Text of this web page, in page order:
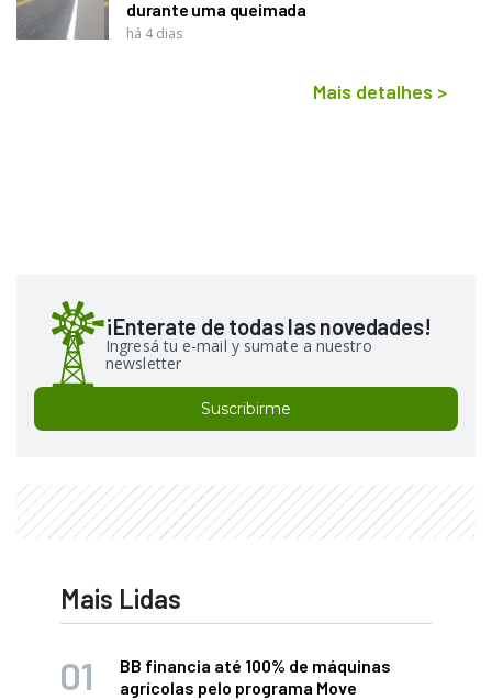
durante uma queimada
há 4 dias
Mais detalhes >
¡Enterate de todas las novedades!
Ingresá tu e-mail y sumate a nuestro
newsletter
Suscribirme
Mais Lidas
BB financia até 100% de máquinas
agrícolas pelo programa Move